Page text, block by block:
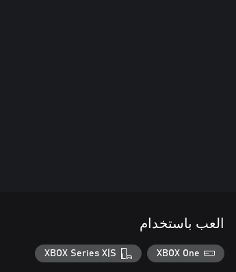
العب باستخدام
XBOX One
XBOX Series X|S